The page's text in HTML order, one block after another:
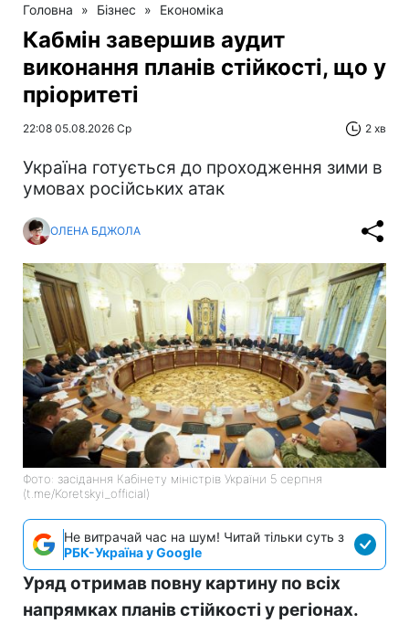
Головна » Бізнес » Економіка
Кабмін завершив аудит
виконання планів стійкості, що у
пріоритеті
22:08 05.08.2026 Ср 2 хв
Україна готується до проходження зими в
умовах російських атак
ОЛЕНА БДЖОЛА
Фото: засідання Кабінету міністрів України 5 серпня
(t.me/Koretskyi_official)
Не витрачай час на шум! Читай тільки суть з
РБК-Україна у Google
Уряд отримав повну картину по всіх
напрямках планів стійкості у регіонах.